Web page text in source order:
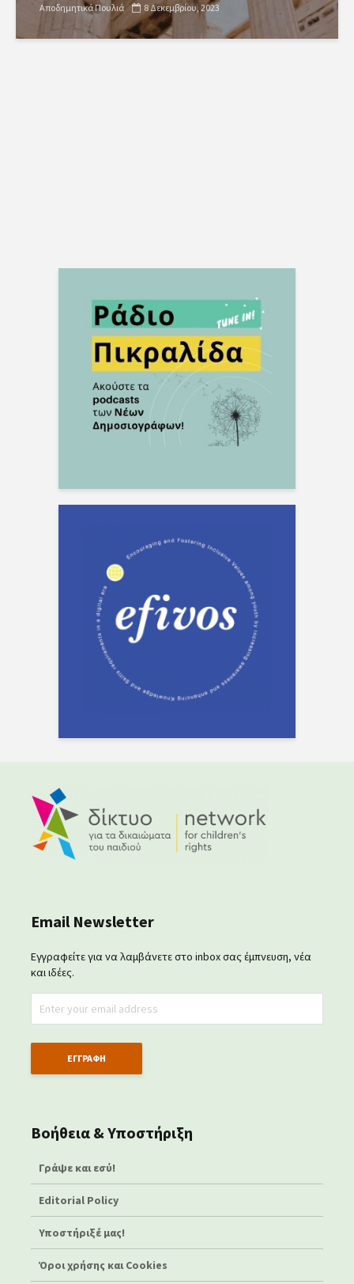
Αποδημητικά Πουλιά 8 Δεκεμβρίου, 2023
Email Newsletter
Εγγραφείτε για να λαμβάνετε στο inbox σας έμπνευση, νέα
και ιδέες.
Βοήθεια & Υποστήριξη
Γράψε και εσύ!
Editorial Policy
Υποστήριξέ μας!
Όροι χρήσης και Cookies